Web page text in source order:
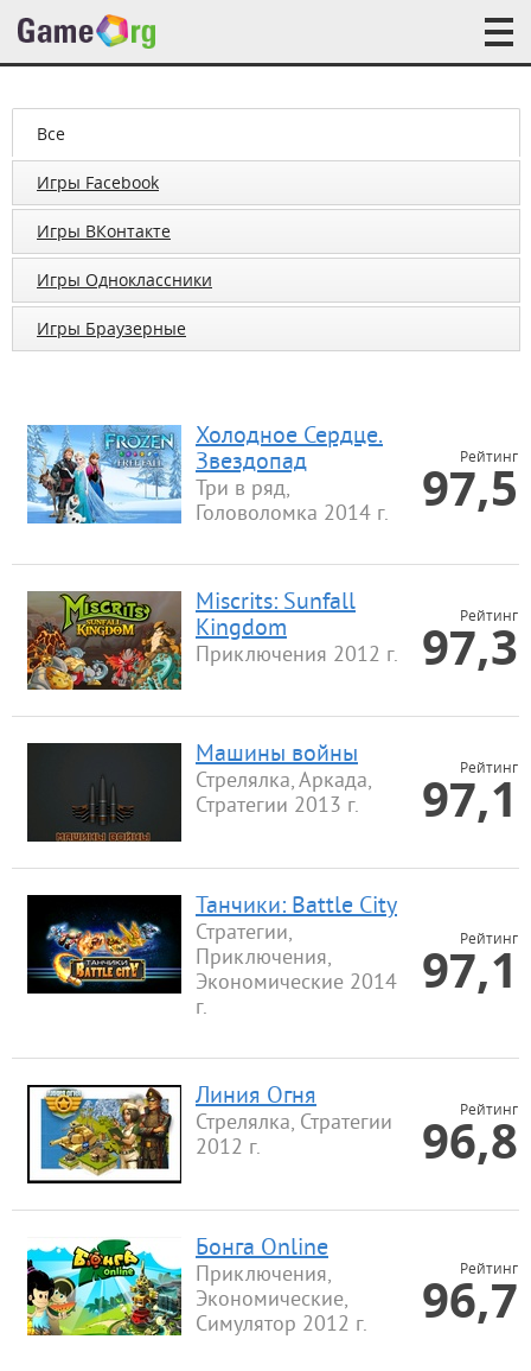
Все
Игры Facebook
Игры ВКонтакте
Игры Одноклассники
Игры Браузерные
Холодное Сердце.
Звездопад
Три в ряд,
Головоломка 2014 г.
Рейтинг
97,5
Miscrits: Sunfall
Kingdom
Приключения 2012 г.
Рейтинг
97,3
Машины войны
Стрелялка, Аркада,
Стратегии 2013 г.
Рейтинг
97,1
Танчики: Battle City
Стратегии,
Приключения,
Экономические 2014
г.
Рейтинг
97,1
Линия Огня
Стрелялка, Стратегии
2012 г.
Рейтинг
96,8
Бонга Online
Приключения,
Экономические,
Симулятор 2012 г.
Рейтинг
96,7